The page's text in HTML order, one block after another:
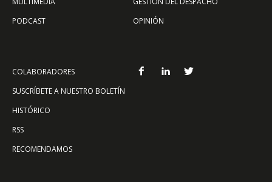
PODCAST
OPINIÓN
COLABORADORES
SUSCRÍBETE A NUESTRO BOLETÍN
HISTÓRICO
RSS
RECOMENDAMOS